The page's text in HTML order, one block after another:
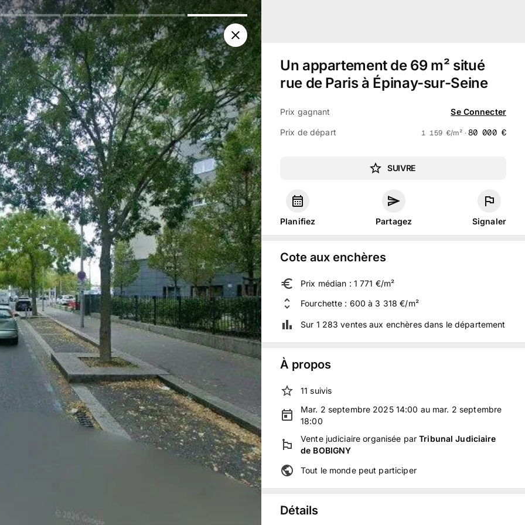
Un appartement de 69 m² situé
rue de Paris à Épinay-sur-Seine
Prix gagnant Se Connecter
Prix de départ 1 159 €/m² · 80 000 €
SUIVRE
Planifiez Partagez Signaler
Cote aux enchères
Prix médian : 1 771 €/m²
Fourchette : 600 à 3 318 €/m²
Sur 1 283 ventes aux enchères dans le département
À propos
11 suivis
Mar. 2 septembre 2025 14:00 au mar. 2 septembre
18:00
Vente judiciaire organisée parTribunal Judiciaire
de BOBIGNY
Tout le monde peut participer
Détails